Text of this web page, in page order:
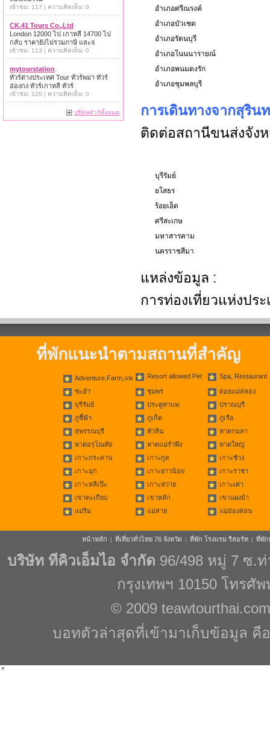
อำเภอศรีณรงค์
อำเภอบัวเชด
อำเภอรัตนบุรี
อำเภอโนนนารายณ์
อำเภอพนมดงรัก
อำเภอชุมพลบุรี
การเดินทางจากสุริน
ติดต่อสถานีขนส่งจังห
บุรีรัมย์
ยโสธร
ร้อยเอ็ด
ศรีสะเกษ
มหาสารคาม
นครราชสีมา
แหล่งข้อมูล :
การท่องเที่ยวแห่งปร
เข้าชม: 117 | ความคิดเห็น: 0
CK.41 Tours Co.,Ltd
London 12000 ไป เกาหลี 14700 ไป
กลับ ราคายังไม่รวมภาษี และจ
เข้าชม: 113 | ความคิดเห็น: 0
mytourstation
ทัวร์ต่างประเทศ Tour ทัวร์พม่า ทัวร์
ฮ่องกง ทัวร์เกาหลี ทัวร์
เข้าชม: 120 | ความคิดเห็น: 0
บริษัททัวร์ทั้งหมด
ที่พักแนะนำตามสถานที่สำคัญ
Adventure,Farm,แพ Resort allowed Pet Spa, Restaurant
ชะอำ ชุมพร
ดอยแม่สลอง
บุรีรัมย์
ประตูท่าแพ
ปราณบุรี
ภูชี้ฟ้า
ภูเก็ต
ภูเรือ
สุพรรณบุรี
หัวหิน
หาดกมลา
หาดอรุโณทัย
หาดแม่รำพึง
หาดใหญ่
เกาะกระดาน
เกาะกูด
เกาะช้าง
เกาะมุก
เกาะยาวน้อย
เกาะราชา
เกาะหลีเป๊ะ
เกาะหวาย
เกาะเต่า
เขาตะเกียบ
เขาหลัก
เขาแผงม้า
แม่ริม
แม่สาย แม่ฮ่องสอน
หน้าหลัก | ที่เที่ยวทั่วไทย 76 จังหวัด | ที่พัก โรงแรม รีสอร์ท | ที่พัก
บริษัท ทีคิวเอ็มไอ จำกัด 96/498 หมู่ 7 ซ.
กรุงเทพฯ 10150 โทรศั
© 2009 teawtourthai.com
บอทตัวล่าสุดที่เข้ามาเก็บข้อมูล คือ